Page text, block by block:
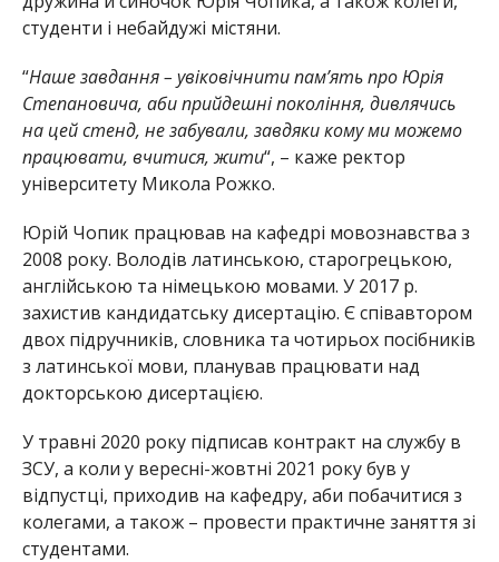
студенти і небайдужі містяни.
“Наше завдання– увіковічнити пам’ять про Юрія
Степановича, аби прийдешні покоління, дивлячись
на цей стенд, не забували, завдяки кому ми можемо
працювати, вчитися, жити“, – каже ректор
університету Микола Рожко.
Юрій Чопик працював на кафедрі мовознавства з
2008 року. Володів латинською, старогрецькою,
англійською та німецькою мовами. У 2017 р.
захистив кандидатську дисертацію. Є співавтором
двох підручників, словника та чотирьох посібників
з латинської мови, планував працювати над
докторською дисертацією.
У травні 2020 року підписав контракт на службу в
ЗСУ, а коли у вересні-жовтні 2021 року був у
відпустці, приходив на кафедру, аби побачитися з
колегами, а також – провести практичне заняття зі
студентами.